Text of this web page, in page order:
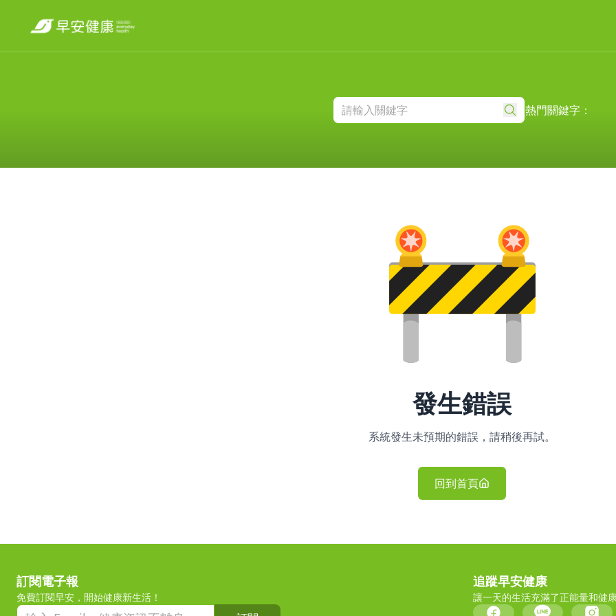
熱門關鍵字：
發生錯誤
系統發生未預期的錯誤，請稍後再試。
回到首頁
訂閱電子報
免費訂閱早安，開始健康新生活！
追蹤早安健康
讓一天的生活充滿了正能量和健